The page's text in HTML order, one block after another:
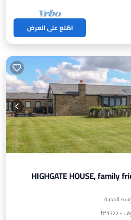
اطّلع على العرض
HIGHGATE HOUSE, family
1722 ft²
مطبخ